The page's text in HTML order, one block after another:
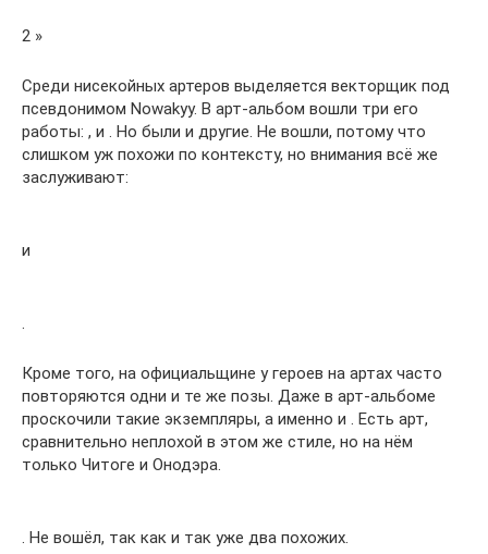
2 »
Среди нисекойных артеров выделяется векторщик под
псевдонимом Nowakyy. В арт-альбом вошли три его
работы: , и . Но были и другие. Не вошли, потому что
слишком уж похожи по контексту, но внимания всё же
заслуживают:
и
.
Кроме того, на официальщине у героев на артах часто
повторяются одни и те же позы. Даже в арт-альбоме
проскочили такие экземпляры, а именно и . Есть арт,
сравнительно неплохой в этом же стиле, но на нём
только Читоге и Онодэра.
. Не вошёл, так как и так уже два похожих.